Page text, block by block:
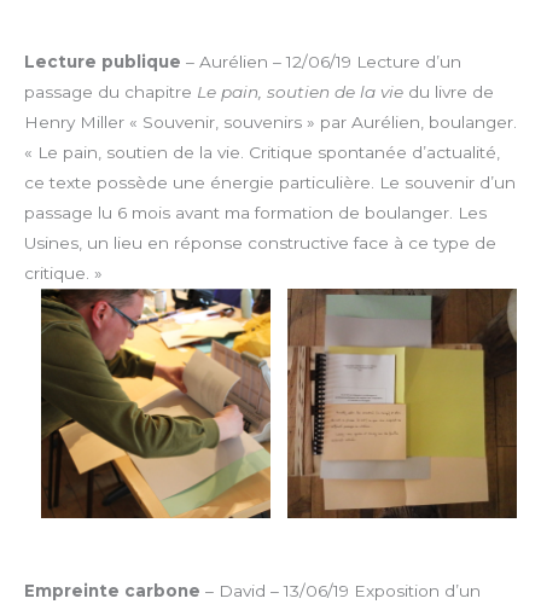
Lecture publique – Aurélien – 12/06/19 Lecture d’un
passage du chapitre Le pain, soutien de la vie du livre de
Henry Miller « Souvenir, souvenirs » par Aurélien, boulanger.
« Le pain, soutien de la vie. Critique spontanée d’actualité,
ce texte possède une énergie particulière. Le souvenir d’un
passage lu 6 mois avant ma formation de boulanger. Les
Usines, un lieu en réponse constructive face à ce type de
critique. »
Empreinte carbone – David – 13/06/19 Exposition d’un